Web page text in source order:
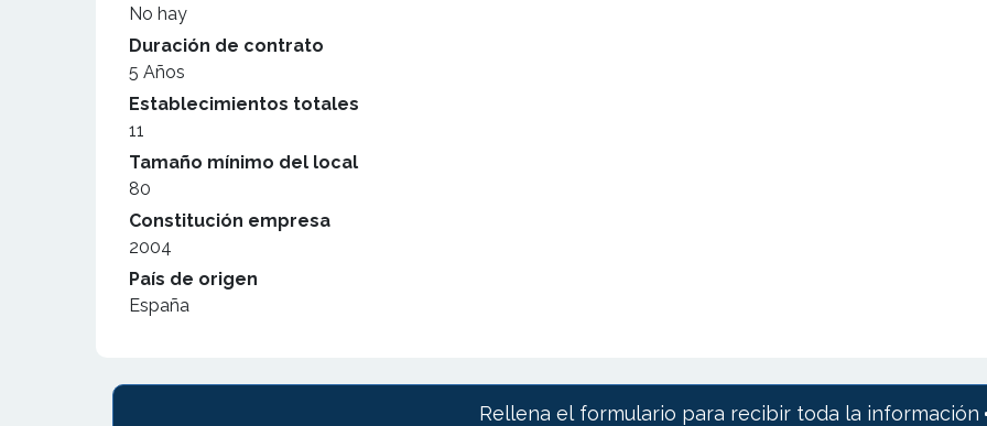
No hay
Duración de contrato
5 Años
Establecimientos totales
11
Tamaño mínimo del local
80
Constitución empresa
2004
País de origen
España
Rellena el formulario para recibir toda la información